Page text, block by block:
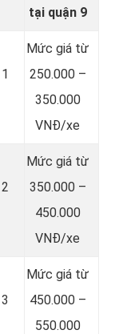
tại quận 9
Mức giá từ
250.000 –
350.000
VNĐ/xe
Mức giá từ
350.000 –
450.000
VNĐ/xe
Mức giá từ
450.000 –
550.000